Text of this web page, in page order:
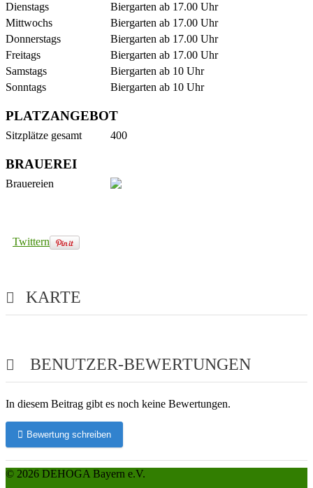
Dienstags
Biergarten ab 17.00 Uhr
Mittwochs
Biergarten ab 17.00 Uhr
Donnerstags
Biergarten ab 17.00 Uhr
Freitags
Biergarten ab 17.00 Uhr
Samstags
Biergarten ab 10 Uhr
Sonntags
Biergarten ab 10 Uhr
PLATZANGEBOT
Sitzplätze gesamt 400
BRAUEREI
Brauereien
Twittern
KARTE
BENUTZER-BEWERTUNGEN
In diesem Beitrag gibt es noch keine Bewertungen.
Bewertung schreiben
© 2026 DEHOGA Bayern e.V.